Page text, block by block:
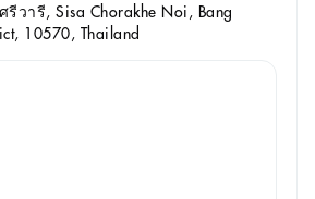
วารี, Sisa Chorakhe Noi, Bang
10570, Thailand